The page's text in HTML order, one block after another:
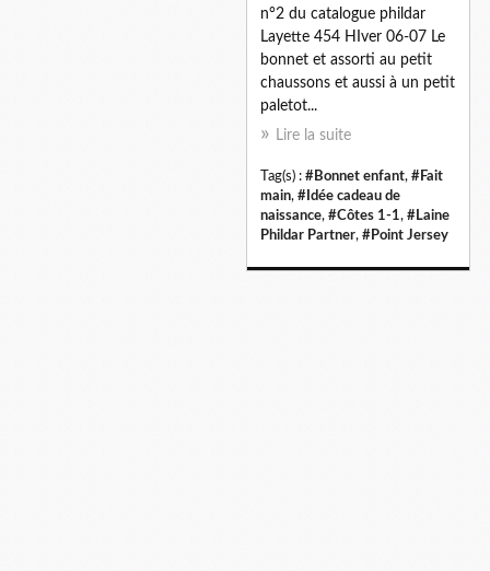
n°2 du catalogue phildar
Layette 454 HIver 06-07 Le
bonnet et assorti au petit
chaussons et aussi à un petit
paletot...
Lire la suite
Tag(s) : #Bonnet enfant, #Fait
main, #Idée cadeau de
naissance, #Côtes 1-1, #Laine
Phildar Partner, #Point Jersey